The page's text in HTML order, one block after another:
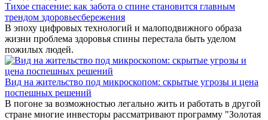
Тихое спасение: как забота о спине становится главным
трендом здоровьесбережения
В эпоху цифровых технологий и малоподвижного образа
жизни проблема здоровья спины перестала быть уделом
пожилых людей.
Вид на жительство под микроскопом: скрытые угрозы и цена
поспешных решений
В погоне за возможностью легально жить и работать в другой
стране многие инвесторы рассматривают программу "Золотая